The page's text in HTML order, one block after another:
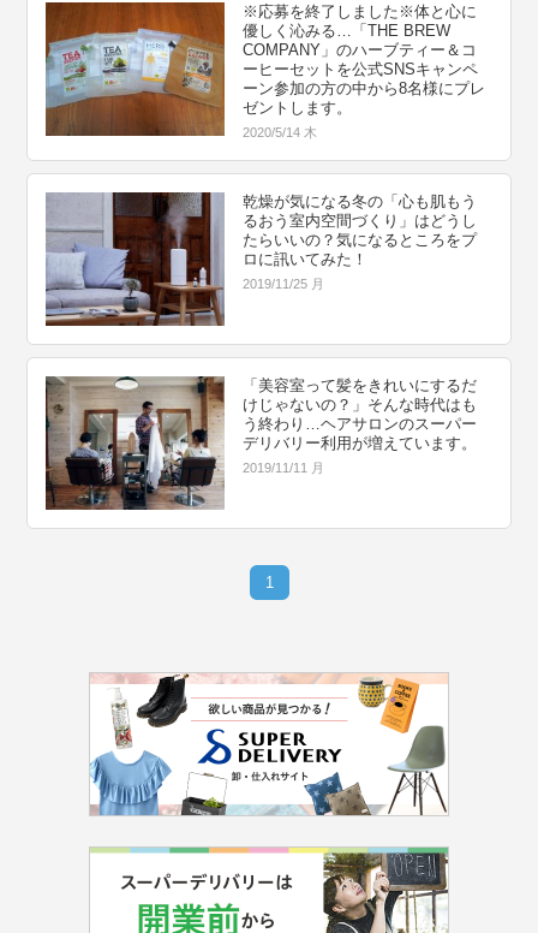
※応募を終了しました※体と心に
優しく沁みる…「THE BREW
COMPANY」のハーブティー＆コ
ーヒーセットを公式SNSキャンペ
ーン参加の方の中から8名様にプレ
ゼントします。
2020/5/14 木
乾燥が気になる冬の「心も肌もう
るおう室内空間づくり」はどうし
たらいいの？気になるところをプ
ロに訊いてみた！
2019/11/25 月
「美容室って髪をきれいにするだ
けじゃないの？」そんな時代はも
う終わり…ヘアサロンのスーパー
デリバリー利用が増えています。
2019/11/11 月
1